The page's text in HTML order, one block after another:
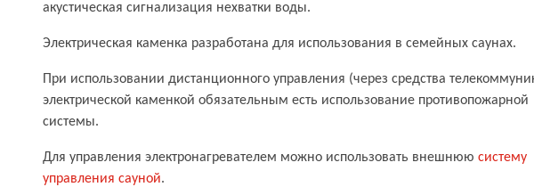
акустическая сигнализация нехватки воды.
Электрическая каменка разработана для использования в семейных саунах.
При использовании дистанционного управления (через средства
электрической каменкой обязательным есть использование противопожарной
системы.
Для управления электронагревателем можно использовать внешнюю систему
управления сауной.